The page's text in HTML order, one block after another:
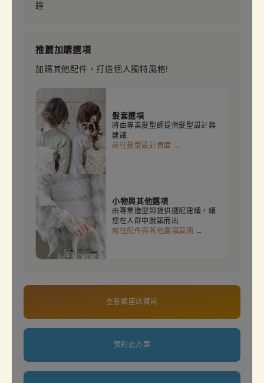
鐘
推薦加購選項
加購其他配件，打造個人獨特風格!
髮套選項
將由專業髮型師提供髮型設計與
建議
前往髮型設計頁面 →
小物與其他選項
由專業造型師提供選配建議，讓
您在人群中脫穎而出
前往配件與其他選項頁面 →
查看銀座店資訊
預約此方案